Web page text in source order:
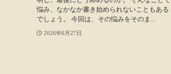
悩み、なかなか書き始められないこともある
でしょう。 今回は、その悩みをそのま...
2026年6月27日